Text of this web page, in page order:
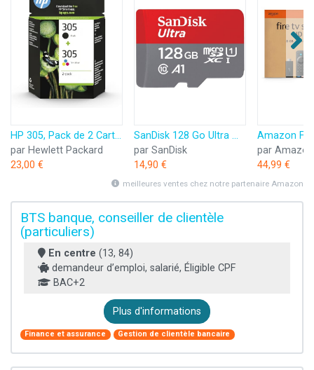
HP 305, Pack de 2 Cartouches d’Encre Originales, 6ZD17AE, Noir, Cyan, Jaune, Magenta
par Hewlett Packard
23,00 €
SanDisk 128 Go Ultra microSDXC, Carte micro sd + adaptateur SD (Pour Smartphone et Tablette, Video Full HDD, jusqu'à 140 Mo/s, UHS-I, La performance A1, Class 10, U1)
par SanDisk
14,90 €
par Amazon
44,99 €
meilleures ventes chez notre partenaire Amazon
BTS banque, conseiller de clientèle
(particuliers)
En centre (13, 84)
demandeur d’emploi, salarié, Éligible CPF
BAC+2
Plus d'informations
Finance et assurance Gestion de clientèle bancaire